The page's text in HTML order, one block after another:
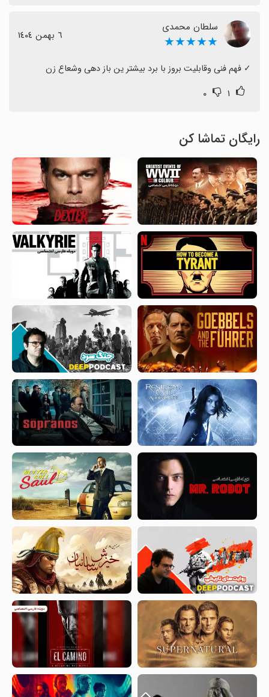
سلطان محمدی
★★★★★ ٦ بهمن ١٤٠٤
‏✓ فهم فنی وقابلیت بروز با برد بیشتر ین باز دهی وشعاع زن
۱ ۰
رایگان تماشا کن